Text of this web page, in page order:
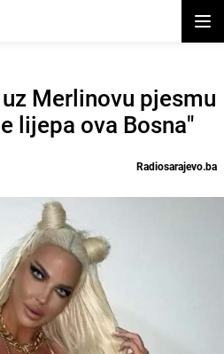
Merlinovu pjesmu
lijepa ova Bosna"
Radiosarajevo.ba